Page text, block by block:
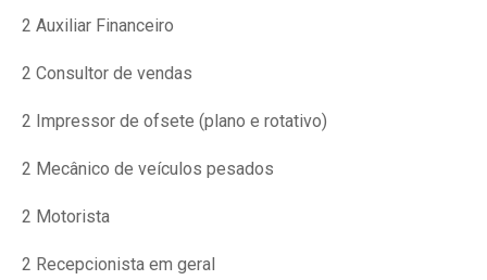
2 Auxiliar Financeiro
2 Consultor de vendas
2 Impressor de ofsete (plano e rotativo)
2 Mecânico de veículos pesados
2 Motorista
2 Recepcionista em geral